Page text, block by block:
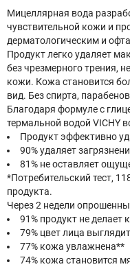
Мицеллярная вода
чувствительной кожи и
дерматологическим и
Продукт легко удаляет
без чрезмерного трения,
кожи. Кожа становится
вид. Без спирта,
Благодаря формуле с
термальной водой VICHY
Продукт эффективно
90% удаляет
81% не оставляет
*Потребительский тест,
продукта. ​​ ​
Через 2 недели
91% продукт не делает
79% цвет лица
77% кожа увлажнена**​
74% кожа становится